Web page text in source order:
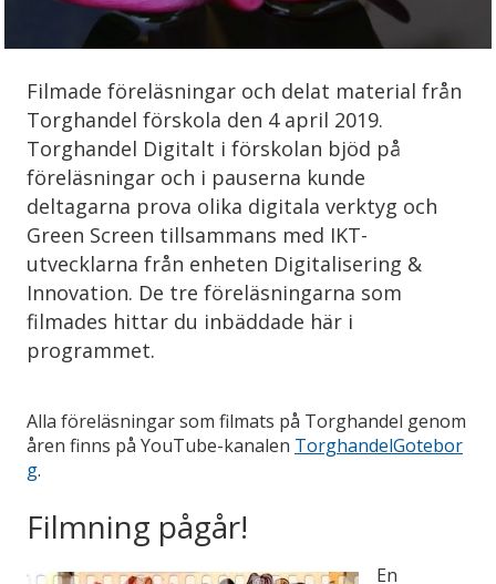
Filmade föreläsningar och delat material från
Torghandel förskola den 4 april 2019.
Torghandel Digitalt i förskolan bjöd på
föreläsningar och i pauserna kunde
deltagarna prova olika digitala verktyg och
Green Screen tillsammans med IKT-
utvecklarna från enheten Digitalisering &
Innovation. De tre föreläsningarna som
filmades hittar du inbäddade här i
programmet.
Alla föreläsningar som filmats på Torghandel genom
åren finns på YouTube-kanalen TorghandelGotebor
g.
Filmning pågår!
En